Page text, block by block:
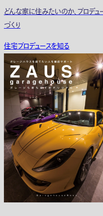
どんな家に住みたいのか、プロデ
づくり
住宅プロデュースを知る